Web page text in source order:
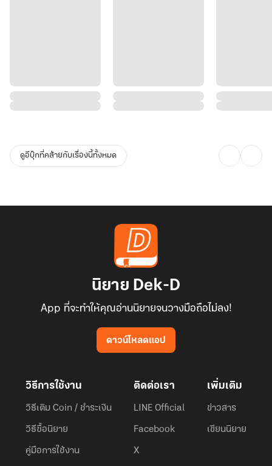
ดูอีบุ๊กที่คล้ายกับเรื่องนี้ทั้งหมด
นิยาย Dek-D
App ที่จะทำให้คุณอ่านนิยายจนวางมือถือไม่ลง!
ดาวน์โหลดแอป
วิธีการใช้งาน
วิธีเติม Coin / ชำระเงิน
วิธีซื้อนิยาย
คู่มือการใช้งาน
ติดต่อเรา
LINE Official
Facebook
X
เพิ่มเติม
ข่าวสาร
เขียนนิยาย